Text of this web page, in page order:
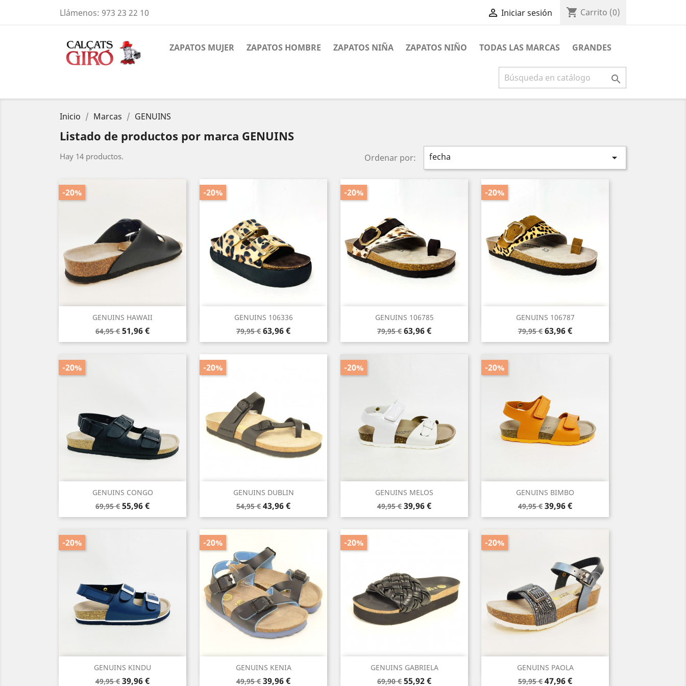
Llámenos: 973 23 22 10  Iniciar sesión shopping_cart Carrito (0)
ZAPATOS MUJER ZAPATOS HOMBRE ZAPATOS NIÑA ZAPATOS NIÑO TODAS LAS MARCAS GRANDES

Inicio Marcas GENUINS
Listado de productos por marca GENUINS
Hay 14 productos. Ordenar por: fecha 
GENUINS HAWAII
Precio
base
64,95 € Precio
51,96 €
-20%
Vista rápida GENUINS 106336
Precio
base
79,95 € Precio
63,96 €
-20%
Vista rápida GENUINS 106785
Precio
base
79,95 € Precio
63,96 €
-20%
Vista rápida GENUINS 106787
Precio
base
79,95 € Precio
63,96 €
-20%
Vista rápida
GENUINS CONGO
Precio
base
69,95 € Precio
55,96 €
-20%
Vista rápida GENUINS DUBLIN
Precio
base
54,95 € Precio
43,96 €
-20%
Vista rápida GENUINS MELOS
Precio
base
49,95 € Precio
39,96 €
-20%
Vista rápida GENUINS BIMBO
Precio
base
49,95 € Precio
39,96 €
-20%
Vista rápida
GENUINS KINDU
Precio
49,95 € Precio
39,96 €
-20%
Vista rápida GENUINS KENIA
Precio
49,95 € Precio
39,96 €
-20%
Vista rápida GENUINS GABRIELA
Precio
69,90 € Precio
55,92 €
-20%
Vista rápida GENUINS PAOLA
Precio
59,95 € Precio
47,96 €
-20%
Vista rápida